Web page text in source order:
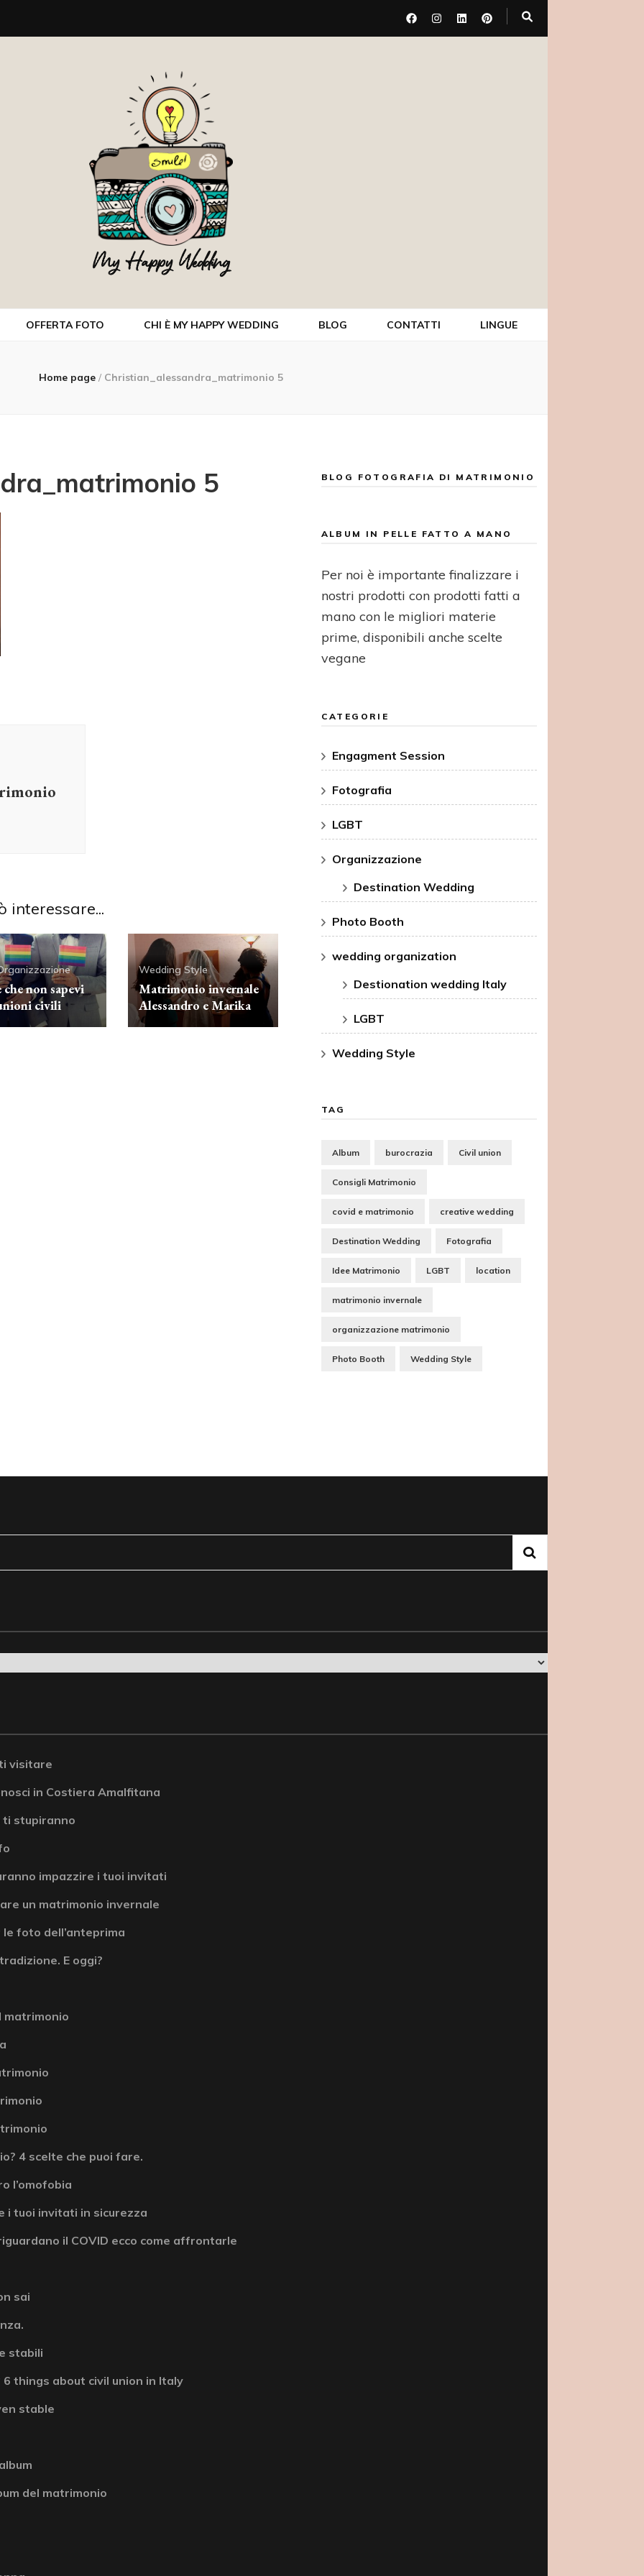
My Happy Wedding
OFFERTA FOTO CHI È MY HAPPY WEDDING BLOG CONTATTI LINGUE
Home page / Christian_alessandra_matrimonio 5
5
interessare...
che non sapevi
civili
Wedding Style
Matrimonio invernale
Alessandro e Marika
BLOG FOTOGRAFIA DI MATRIMONIO
ALBUM IN PELLE FATTO A MANO
Per noi è importante finalizzare i
nostri prodotti con prodotti fatti a
mano con le migliori materie
prime, disponibili anche scelte
vegane
CATEGORIE
Engagment Session
Fotografia
LGBT
Organizzazione
Destination Wedding
Photo Booth
wedding organization
Destionation wedding Italy
LGBT
Wedding Style
TAG
Album burocrazia Civil union
Consigli Matrimonio
covid e matrimonio creative wedding
Destination Wedding Fotografia
Idee Matrimonio LGBT location
matrimonio invernale
organizzazione matrimonio
Photo Booth Wedding Style
visitare
in Costiera Amalfitana
ti stupiranno
impazzire i tuoi invitati
un matrimonio invernale
foto dell’anteprima
E oggi?
matrimonio
4 scelte che puoi fare.
l’omofobia
i tuoi invitati in sicurezza
il COVID ecco come affrontarle
sai
stabili
things about civil union in Italy
stable
del matrimonio